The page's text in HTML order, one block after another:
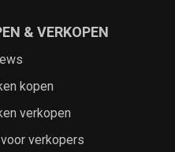
& VERKOPEN
kopen
verkopen
voor verkopers